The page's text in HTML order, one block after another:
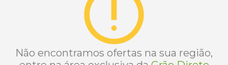
Não encontramos ofertas na sua região,